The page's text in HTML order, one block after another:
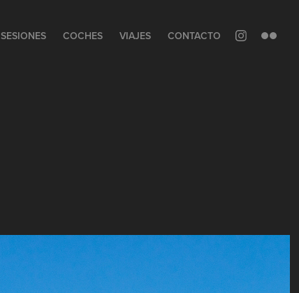
SESIONES COCHES VIAJES CONTACTO